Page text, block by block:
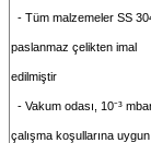
- Tüm malzemeler SS
paslanmaz çelikten imal
edilmiştir
- Vakum odası, 10⁻³
çalışma koşullarına uygun